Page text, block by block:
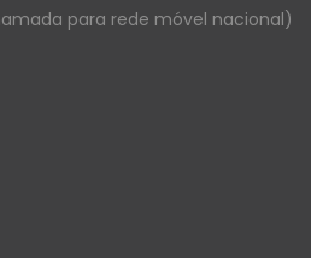
para rede móvel nacional)